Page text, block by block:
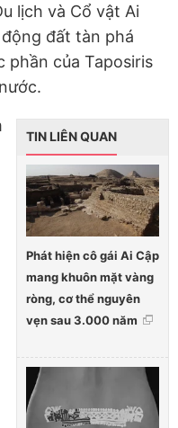
lịch và Cổ vật Ai
đất tàn phá
phần của Taposiris
TIN LIÊN QUAN
Phát hiện cô gái Ai Cập
mang khuôn mặt vàng
ròng, cơ thể nguyên
vẹn sau 3.000 năm